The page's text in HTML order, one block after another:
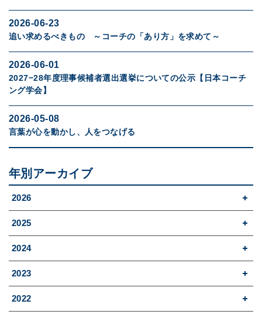
2026-06-23
追い求めるべきもの ～コーチの「あり方」を求めて～
2026-06-01
2027−28年度理事候補者選出選挙についての公示【日本コーチ
ング学会】
2026-05-08
言葉が心を動かし、人をつなげる
年別アーカイブ
2026
2025
2024
2023
2022